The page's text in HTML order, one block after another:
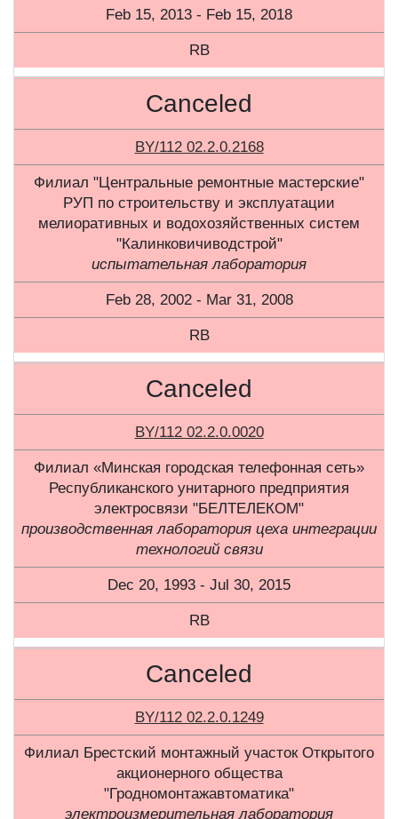
Feb 15, 2013 - Feb 15, 2018
RB
Canceled
BY/112 02.2.0.2168
Филиал "Центральные ремонтные мастерские"
РУП по строительству и эксплуатации
мелиоративных и водохозяйственных систем
"Калинковичиводстрой"
испытательная лаборатория
Feb 28, 2002 - Mar 31, 2008
RB
Canceled
BY/112 02.2.0.0020
Филиал «Минская городская телефонная сеть»
Республиканского унитарного предприятия
электросвязи "БЕЛТЕЛЕКОМ"
производственная лаборатория цеха интеграции
технологий связи
Dec 20, 1993 - Jul 30, 2015
RB
Canceled
BY/112 02.2.0.1249
Филиал Брестский монтажный участок Открытого
акционерного общества
"Гродномонтажавтоматика"
электроизмерительная лаборатория